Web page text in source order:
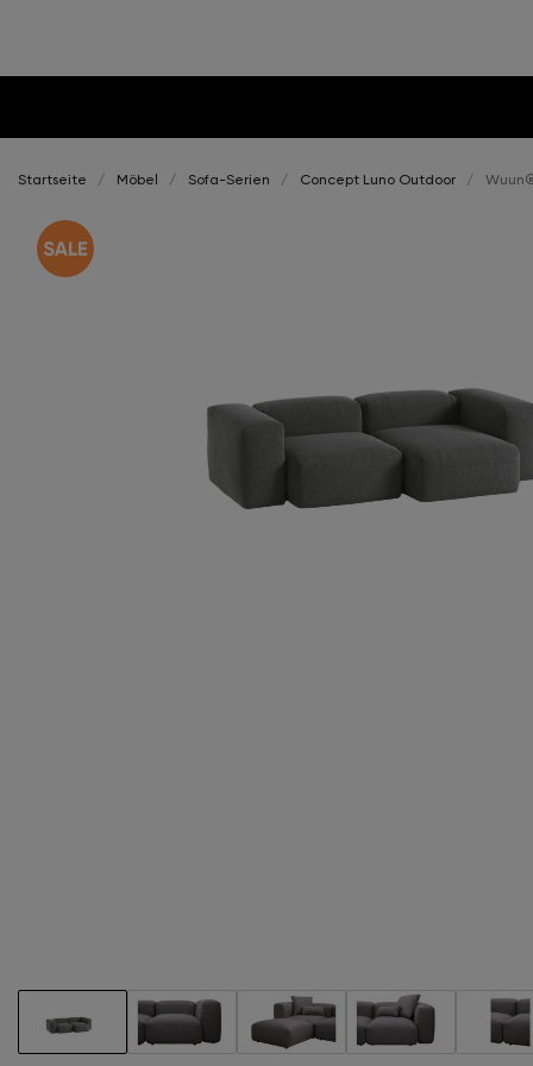
Startseite Möbel Sofa-Serien Concept Luno Outdoor